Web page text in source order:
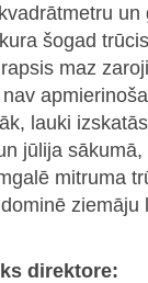
un
šogad
maz
lauki
jūlija
mitruma
direktore: